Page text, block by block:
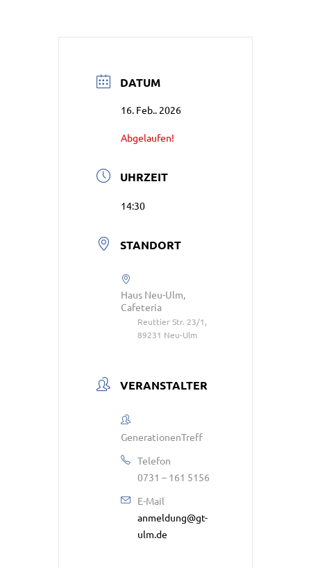
DATUM
16. Feb.. 2026
Abgelaufen!
UHRZEIT
14:30
STANDORT
Haus Neu-Ulm,
Cafeteria
Reuttier Str. 23/1,
89231 Neu-Ulm
VERANSTALTER
GenerationenTreff
Telefon
0731 – 161 5156
E-Mail
anmeldung@gt-
ulm.de